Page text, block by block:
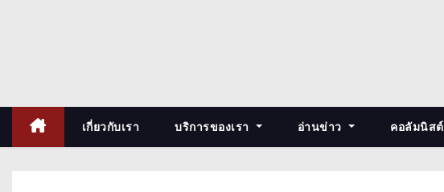
เกี่ยวกับเรา บริการของเรา อ่านข่าว คอลัมนิสต์